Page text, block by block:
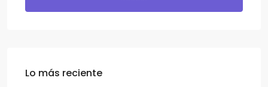
Lo más reciente